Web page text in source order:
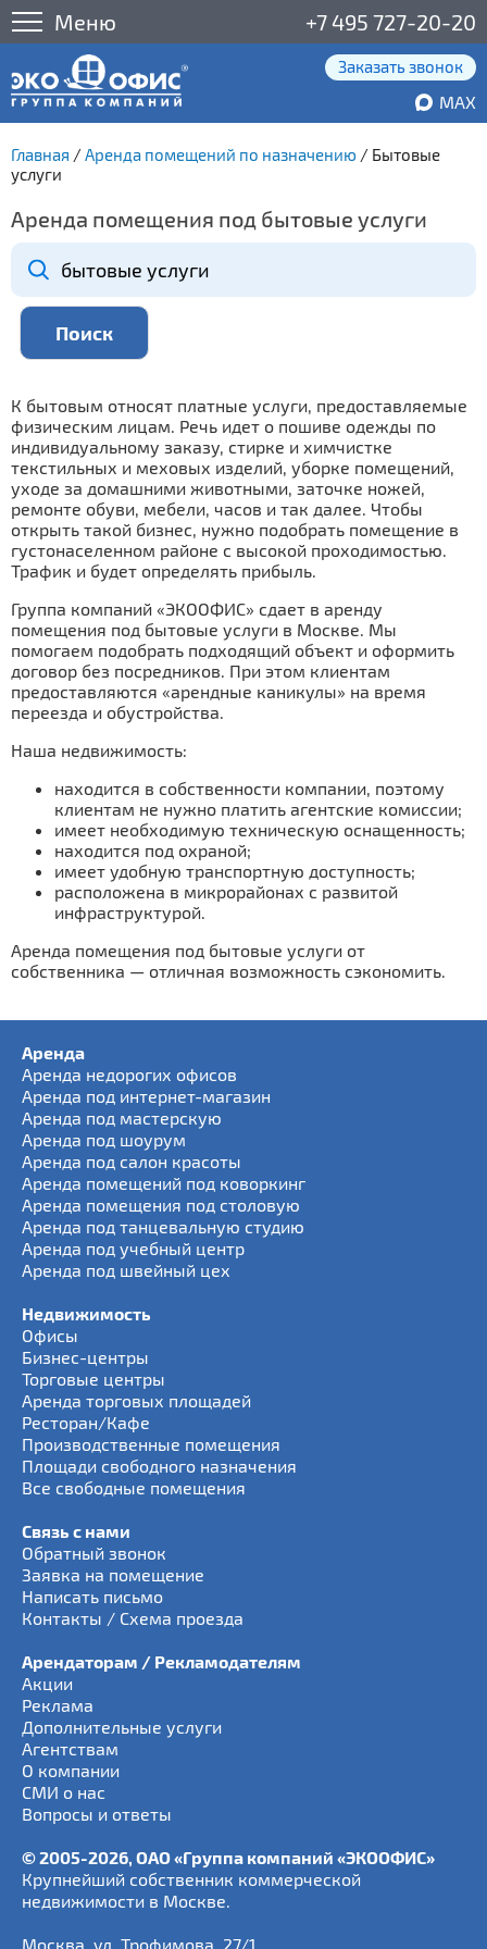
Меню +7 495 727-20-20
Заказать звонок
MAX
Главная /Аренда помещений по назначению / Бытовые
услуги
Аренда помещения под бытовые услуги
К бытовым относят платные услуги, предоставляемые
физическим лицам. Речь идет о пошиве одежды по
индивидуальному заказу, стирке и химчистке
текстильных и меховых изделий, уборке помещений,
уходе за домашними животными, заточке ножей,
ремонте обуви, мебели, часов и так далее. Чтобы
открыть такой бизнес, нужно подобрать помещение в
густонаселенном районе с высокой проходимостью.
Трафик и будет определять прибыль.
Группа компаний «ЭКООФИС» сдает в аренду
помещения под бытовые услуги в Москве. Мы
помогаем подобрать подходящий объект и оформить
договор без посредников. При этом клиентам
предоставляются «арендные каникулы» на время
переезда и обустройства.
Наша недвижимость:
находится в собственности компании, поэтому
клиентам не нужно платить агентские комиссии;
имеет необходимую техническую оснащенность;
находится под охраной;
имеет удобную транспортную доступность;
расположена в микрорайонах с развитой
инфраструктурой.
Аренда помещения под бытовые услуги от
собственника — отличная возможность сэкономить.
Аренда
Аренда недорогих офисов
Аренда под интернет-магазин
Аренда под мастерскую
Аренда под шоурум
Аренда под салон красоты
Аренда помещений под коворкинг
Аренда помещения под столовую
Аренда под танцевальную студию
Аренда под учебный центр
Аренда под швейный цех
Недвижимость
Офисы
Бизнес-центры
Торговые центры
Аренда торговых площадей
Ресторан/Кафе
Производственные помещения
Площади свободного назначения
Все свободные помещения
Связь с нами
Обратный звонок
Заявка на помещение
Написать письмо
Контакты / Схема проезда
Арендаторам / Рекламодателям
Акции
Реклама
Дополнительные услуги
Агентствам
О компании
СМИ о нас
Вопросы и ответы
© 2005-2026, ОАО «Группа компаний «ЭКООФИС»
Крупнейший собственник коммерческой
недвижимости в Москве.
Москва ул. Трофимова, 27/1